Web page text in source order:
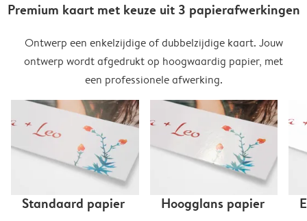
Premium kaart met keuze uit 3 papierafwerkingen
Ontwerp een enkelzijdige of dubbelzijdige kaart. Jouw
ontwerp wordt afgedrukt op hoogwaardig papier, met
een professionele afwerking.
Standaard papier Hoogglans papier